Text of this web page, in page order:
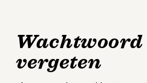
Wachtwoord
vergeten